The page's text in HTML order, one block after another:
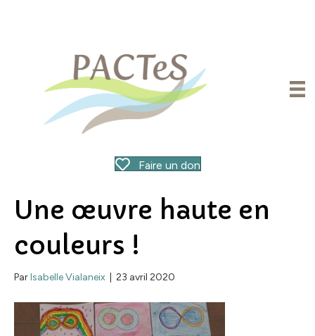
Faire un don
Une œuvre haute en
couleurs !
ParIsabelle Vialaneix 23 avril 2020